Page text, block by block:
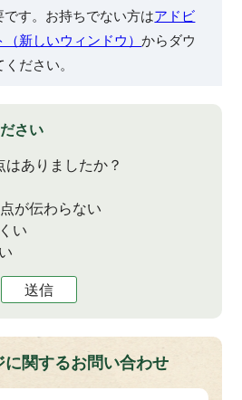
す。お持ちでない方はアドビ
（新しいウィンドウ）からダウ
ださい。
さい
はありましたか？
が伝わらない
い
送信
に関するお問い合わせ